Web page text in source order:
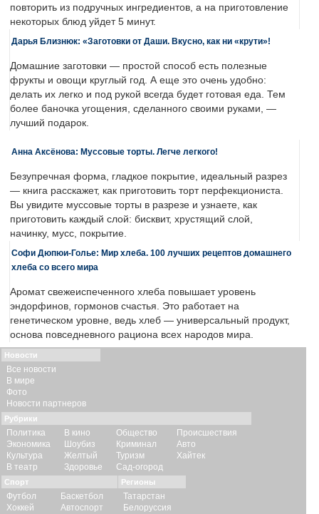
повторить из подручных ингредиентов, а на приготовление
некоторых блюд уйдет 5 минут.
Дарья Близнюк: «Заготовки от Даши. Вкусно, как ни «крути»!
Домашние заготовки — простой способ есть полезные
фрукты и овощи круглый год. А еще это очень удобно:
делать их легко и под рукой всегда будет готовая еда. Тем
более баночка угощения, сделанного своими руками, —
лучший подарок.
Анна Аксёнова: Муссовые торты. Легче легкого!
Безупречная форма, гладкое покрытие, идеальный разрез
— книга расскажет, как приготовить торт перфекциониста.
Вы увидите муссовые торты в разрезе и узнаете, как
приготовить каждый слой: бисквит, хрустящий слой,
начинку, мусс, покрытие.
Софи Дюпюи-Голье: Мир хлеба. 100 лучших рецептов домашнего
хлеба со всего мира
Аромат свежеиспеченного хлеба повышает уровень
эндорфинов, гормонов счастья. Это работает на
генетическом уровне, ведь хлеб — универсальный продукт,
основа повседневного рациона всех народов мира.
Новости
Все новости
В мире
Фото
Новости партнеров
Рубрики
Политика
Экономика
Культура
В театр
В кино
Шоубиз
Желтый
Здоровье
Общество
Криминал
Туризм
Сад-огород
Происшествия
Авто
Хайтек
Спорт
Футбол
Хоккей
Баскетбол
Автоспорт
Регионы
Татарстан
Белоруссия